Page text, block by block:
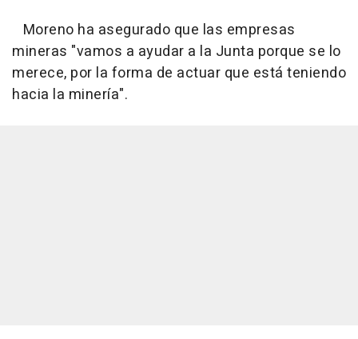
Moreno ha asegurado que las empresas
mineras "vamos a ayudar a la Junta porque se lo
merece, por la forma de actuar que está teniendo
hacia la minería".